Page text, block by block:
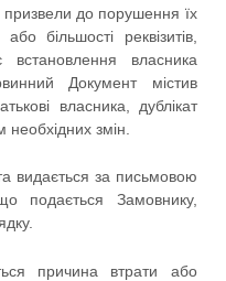
до порушення їх
більшості реквізитів,
встановлення власника
Документ містив
власника, дублікат
змін.
видається за письмовою
подається Замовнику,
причина втрати або